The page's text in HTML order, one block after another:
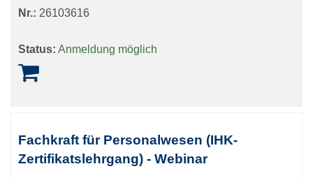
Nr.: 26103616
Status: Anmeldung möglich
Fachkraft für Personalwesen (IHK-
Zertifikatslehrgang) - Webinar